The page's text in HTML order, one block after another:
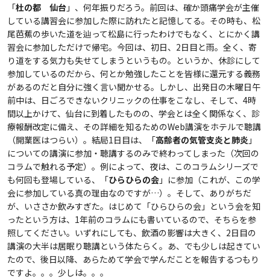
「杜の都 仙台 」、何年振りだろう。前回は、確か頭痛学会が主催
している講習会に参加した際に訪れたと記憶してる。その時も、松
尾芭蕉の歩いた道を辿って松島に行ったわけでもなく、とにかく講
習会に参加しただけで帰宅。今回は、初日、2日目と雨。全く、寄
り道をする気力も失せてしまうというもの。というか、休診にして
参加しているのだから、何とか勉強したことを皆様に還元する義務
があるのだと自分に強く言い聞かせる。しかし、出発日の木曜日午
前中は、日ごろできないクリニックの仕事をこなし、そして、4時
間以上かけて、仙台に到着したものの、学会とは全く関係なく、診
療報酬改定に備え、その詳細を知るためのWeb講演をホテルで聴講
（開業医はつらい）。結局1日目は、「高齢者の気管支炎と肺炎 」
についての講演に参加・聴講するのみで終わってしまった（次回の
コラムで触れる予定）。例によって、夜は、このコラムシリーズで
も何回も登場している、「ひらひらの会 」に参加（これが、この学
会に参加している真の理由なのですが…）。そして、ありがちだ
が、いささか飲みすぎた。はじめて「ひらひらの会」という会を知
ったという方は、1年前のコラムにも書いているので、そちらを参
照してください。いずれにしても、飲酒の影響は大きく、2日目の
講演の大半は居眠り聴講という体たらく。あ、でも少しは起きてい
たので、後日以降、あらためて学会で学んだことを報告するつもり
ですよ。。。少しは。。。